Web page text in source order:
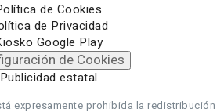
de Cookies
de Privacidad
Google Play
de Cookies
Publicidad estatal
expresamente prohibida la redistribución